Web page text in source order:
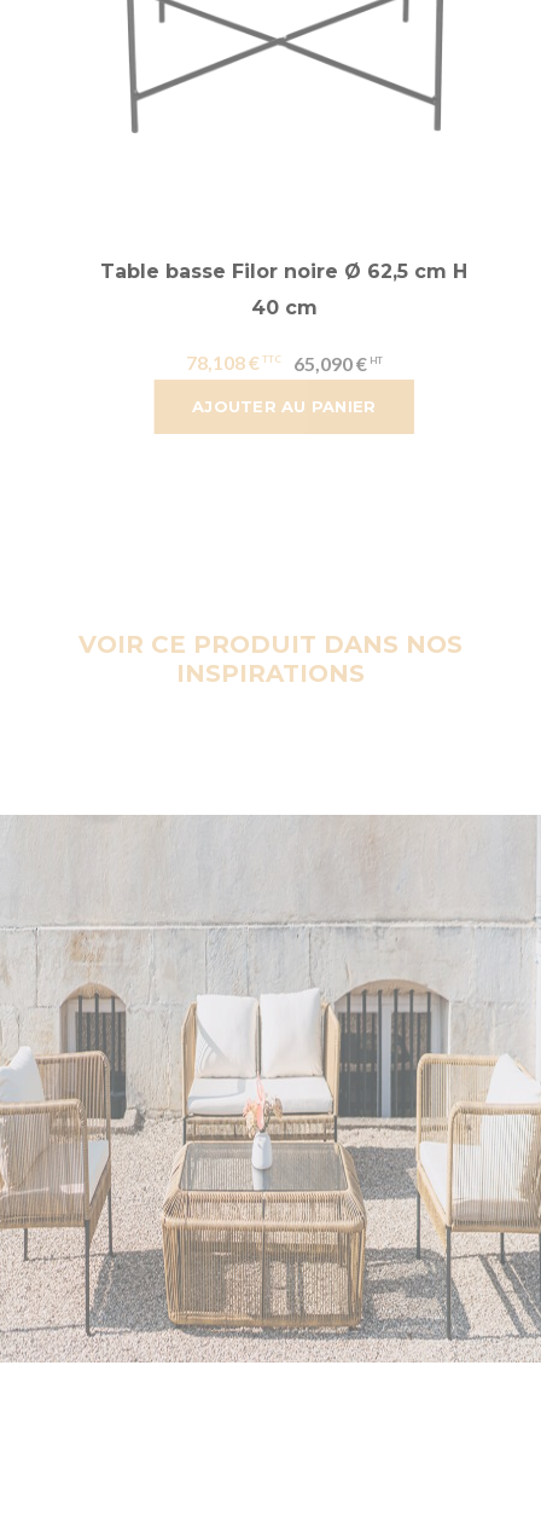
AJOUTER AU PANIER
Table basse Filor noire Ø 62,5 cm H
40 cm
78,108 € 65,090 €
VOIR CE PRODUIT DANS NOS
INSPIRATIONS